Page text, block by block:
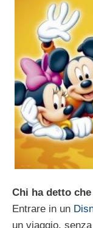
Chi ha detto
Entrare in un
un viaggio,